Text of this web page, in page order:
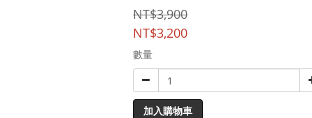
NT$3,900
NT$3,200
數量
加入購物車